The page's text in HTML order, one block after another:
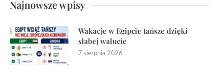
Najnowsze wpisy
Wakacje w Egipcie tańsze dzięki
słabej walucie
7 sierpnia 2026